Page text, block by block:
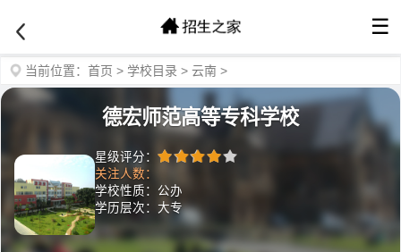
☰
当前位置： 首页 > 学校目录 > 云南 >
德宏师范高等专科学校
星级评分：
关注人数：
学校性质：公办
学历层次：大专